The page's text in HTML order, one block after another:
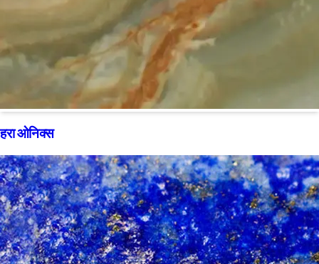
हरा ओनिक्स